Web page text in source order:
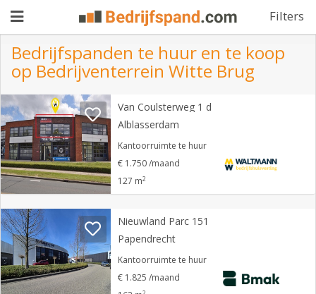
Filters
Pand
aanbieden
Pand
zoeken
Waarom
adverteren
Premium
adverteren
Blog
Registreren
Bedrijfspanden te huur en te koop
op Bedrijventerrein Witte Brug
Van Coulsterweg 1 d
Alblasserdam
Kantoorruimte te huur
€ 1.750 /maand
127 m2
Nieuwland Parc 151
Papendrecht
Kantoorruimte te huur
€ 1.825 /maand